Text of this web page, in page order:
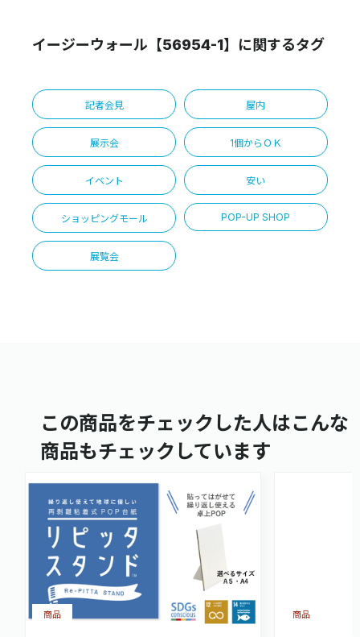
イージーウォール【56954-1】に関するタグ
記者会見 屋内
展示会 1個からＯＫ
イベント 安い
ショッピングモール POP-UP SHOP
展覧会
この商品をチェックした人はこんな
商品もチェックしています
商品 商品